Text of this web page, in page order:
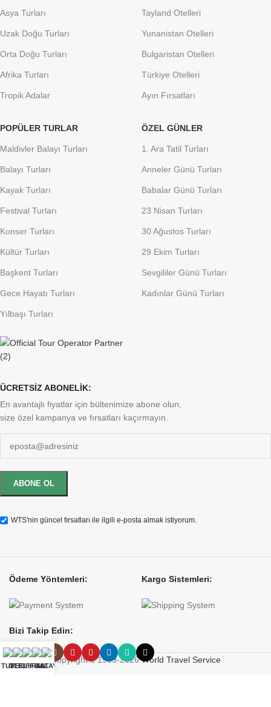
Asya Turları
Uzak Doğu Turları
Orta Doğu Turları
Afrika Turları
Tropik Adalar
Tayland Otelleri
Yunanistan Otelleri
Bulgaristan Otelleri
Türkiye Otelleri
Ayın Fırsatları
POPÜLER TURLAR
Maldivler Balayı Turları
Balayı Turları
Kayak Turları
Festival Turları
Konser Turları
Kültür Turları
Başkent Turları
Gece Hayatı Turları
Yılbaşı Turları
ÖZEL GÜNLER
1. Ara Tatil Turları
Anneler Günü Turları
Babalar Günü Turları
23 Nisan Turları
30 Ağustos Turları
29 Ekim Turları
Sevgililer Günü Turları
Kadınlar Günü Turları
ÜCRETSİZ ABONELİK:
En avantajlı fiyatlar için bültenimize abone olun,
size özel kampanya ve fırsatları kaçırmayın.
WTS'nin güncel fırsatları ile ilgili e-posta almak istiyorum.
Ödeme Yöntemleri: Kargo Sistemleri:
Bizi Takip Edin:
Copyright 1999-2026World Travel Service
TUROTEL
TEKLIF AL
FIRSAT
BALAYI